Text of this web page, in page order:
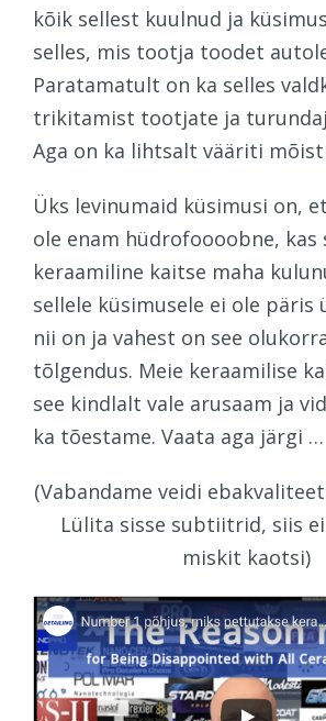
kõik sellest kuulnud ja
selles, mis tootja toodet
Paratamatult on ka selles
trikitamist tootjate ja
Aga on ka lihtsalt vääriti
Üks levinumaid küsimusi on,
ole enam hüdrofoooobne, kas
keraamiline kaitse maha
sellele küsimusele ei ole päris
nii on ja vahest on see
tõlgendus. Meie keraamilise
see kindlalt vale arusaam ja
ka tõestame. Vaata aga järgi …
(Vabandame veidi
Lülita sisse subtiitrid, siis
miskit kaotsi)